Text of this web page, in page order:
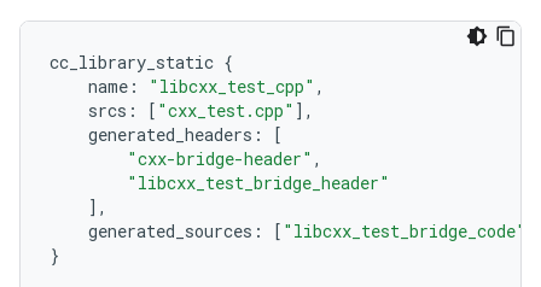
cc_library_static {
name : "libcxx_test_cpp" ,
srcs : [ "cxx_test.cpp" ],
generated_headers :
[
"cxx-bridge-header" ,
"libcxx_test_bridge_header"
],
generated_sources : [ "libcxx_test_bridge_code"
}